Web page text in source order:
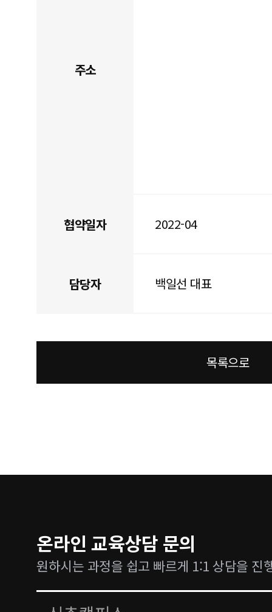
주소
협약일자 2022-04
담당자 백일선 대표
목록으로
온라인 교육상담 문의
원하시는 과정을 쉽고 빠르게 1:1 상담을 진